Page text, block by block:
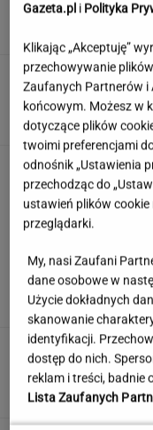
"Mam
latach
Gazeta.pl i Polityka
Klikając „Akceptuję”
przechowywanie
Zaufanych Partnerów i
końcowym. Możesz w
dotyczące plików
twoimi preferencjami
odnośnik „Ustawienia
przechodząc do
ustawień plików
przeglądarki.
My, nasi Zaufani
dane osobowe w
Użycie dokładnych
skanowanie
identyfikacji.
dostęp do nich.
reklam i treści, badnie
Lista Zaufanych